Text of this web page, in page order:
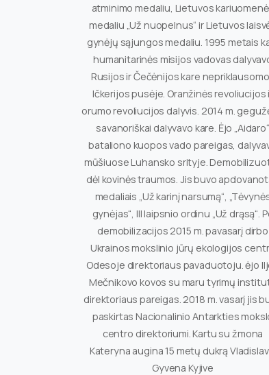
atminimo medaliu, Lietuvos
medaliu „Už nuopelnus“ ir Lietuvos
gynėjų sąjungos medaliu. 1995 metais
humanitarinės misijos vadovas
Rusijos ir Čečėnijos kare
Ičkerijos pusėje. Oranžinės revoliucijos
orumo revoliucijos dalyvis. 2014 m.
savanoriškai dalyvavo kare. Ėjo „Aidaro“
bataliono kuopos vado pareigas,
mūšiuose Luhansko srityje.
dėl kovinės traumos. Jis buvo
medaliais „Už karinį narsumą“,
gynėjas“, III laipsnio ordinu „Už drąsą“.
demobilizacijos 2015 m. pavasarį dirbo
Ukrainos mokslinio jūrų ekologijos
Odesoje direktoriaus pavaduotoju. ėjo
Mečnikovo kovos su maru tyrimų
direktoriaus pareigas. 2018 m. vasarį jis
paskirtas Nacionalinio Antarkties
centro direktoriumi. Kartu su žmona
Kateryna augina 15 metų dukrą
Gyvena Kyjive